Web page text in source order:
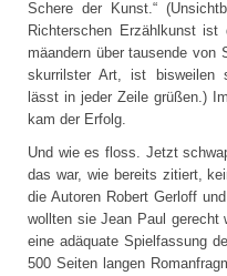
Schere der Kunst.“
Richterschen Erzählkunst
mäandern über tausende von
skurrilster Art, ist bisweilen
lässt in jeder Zeile grüßen.)
kam der Erfolg.
Und wie es floss. Jetzt
das war, wie bereits zitiert,
die Autoren Robert Gerloff
wollten sie Jean Paul gerecht
eine adäquate Spielfassung
500 Seiten langen